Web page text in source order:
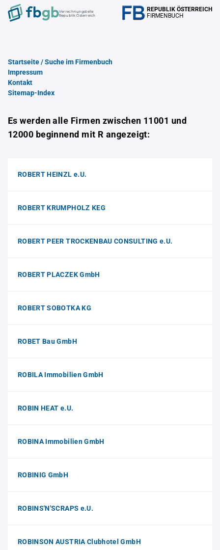
Verrechnungstelle
Republik Österreich
REPUBLIK ÖSTERREICH
FIRMENBUCH
Startseite / Suche im Firmenbuch
Impressum
Kontakt
Sitemap-Index
Es werden alle Firmen zwischen 11001 und
12000 beginnend mit R angezeigt:
ROBERT HEINZL e.U.
ROBERT KRUMPHOLZ KEG
ROBERT PEER TROCKENBAU CONSULTING e.U.
ROBERT PLACZEK GmbH
ROBERT SOBOTKA KG
ROBET Bau GmbH
ROBILA Immobilien GmbH
ROBIN HEAT e.U.
ROBINA Immobilien GmbH
ROBINIG GmbH
ROBINS'N'SCRAPS e.U.
ROBINSON AUSTRIA Clubhotel GmbH